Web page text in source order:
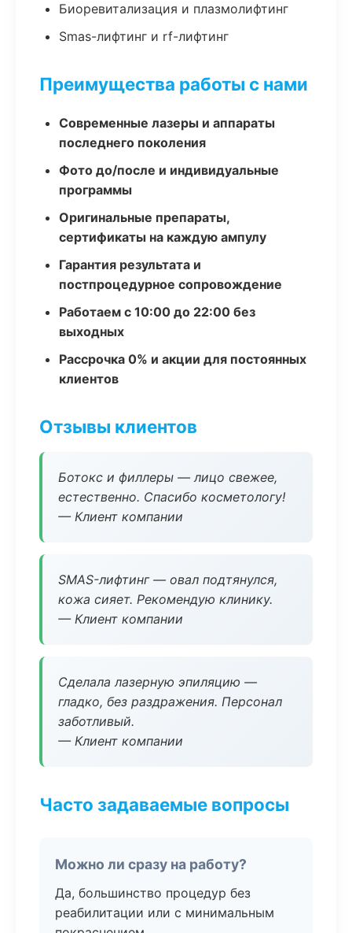
Биоревитализация и плазмолифтинг
Smas-лифтинг и rf-лифтинг
Преимущества работы с нами
Современные лазеры и аппараты
последнего поколения
Фото до/после и индивидуальные
программы
Оригинальные препараты,
сертификаты на каждую ампулу
Гарантия результата и
постпроцедурное сопровождение
Работаем с 10:00 до 22:00 без
выходных
Рассрочка 0% и акции для постоянных
клиентов
Отзывы клиентов
Ботокс и филлеры — лицо свежее,
естественно. Спасибо косметологу!
— Клиент компании
SMAS-лифтинг — овал подтянулся,
кожа сияет. Рекомендую клинику.
— Клиент компании
Сделала лазерную эпиляцию —
гладко, без раздражения. Персонал
заботливый.
— Клиент компании
Часто задаваемые вопросы
Можно ли сразу на работу?
Да, большинство процедур без
реабилитации или с минимальным